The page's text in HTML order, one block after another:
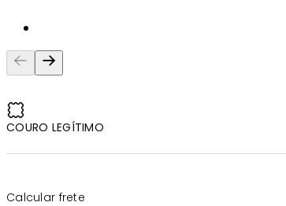
COURO LEGÍTIMO
Calcular frete